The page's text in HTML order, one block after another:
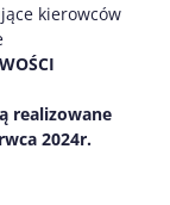
kierowców
realizowane
2024r.